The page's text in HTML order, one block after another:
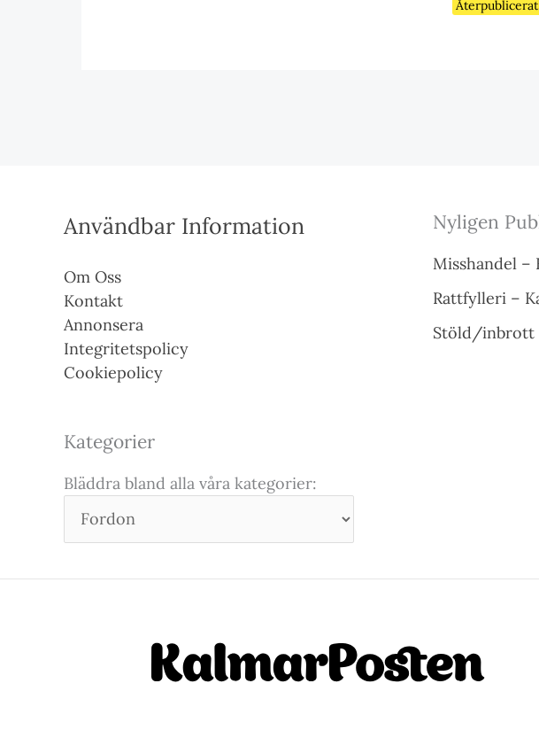
Återpublicerat
Användbar Information
Om Oss
Kontakt
Annonsera
Integritetspolicy
Cookiepolicy
Kategorier
Bläddra bland alla våra kategorier:
Nyligen
Misshandel –
Rattfylleri –
Stöld/inbrott